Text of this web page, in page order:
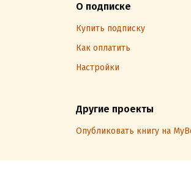
О подписке
Купить подписку
Как оплатить
Настройки
Другие проекты
Опубликовать книгу на